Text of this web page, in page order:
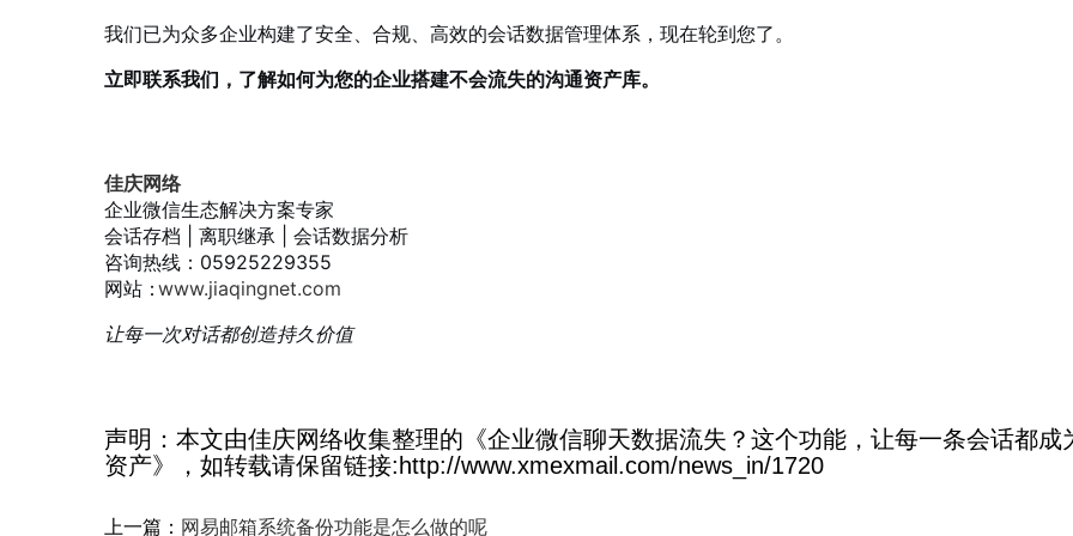
我们已为众多企业构建了安全、合规、高效的会话数据管理体系，现在轮到您了。
立即联系我们，了解如何为您的企业搭建不会流失的沟通资产库。
佳庆网络
企业微信生态解决方案专家
会话存档 | 离职继承 | 会话数据分析
咨询热线：05925229355
网站：www.jiaqingnet.com
让每一次对话都创造持久价值
声明：本文由佳庆网络收集整理的《企业微信聊天数据流失？这个功能，让每一条会话都成
资产》，如转载请保留链接:http://www.xmexmail.com/news_in/1720
上一篇： 网易邮箱系统备份功能是怎么做的呢